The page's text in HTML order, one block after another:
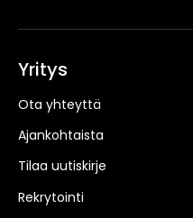
Yritys
Ota yhteyttä
Ajankohtaista
Tilaa uutiskirje
Rekrytointi